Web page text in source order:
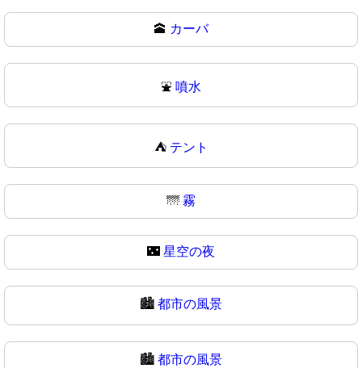
🕋 カーバ
⛲ 噴水
⛺ テント
🌁 霧
🌃 星空の夜
🏙️ 都市の風景
🏙 都市の風景